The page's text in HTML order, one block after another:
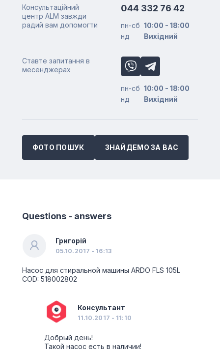
Консультаційний
центр ALM завжди
радий вам допомогти
044 332 76 42
пн-сб 10:00 - 18:00
нд
Вихідний
Ставте запитання в
месенджерах
пн-сб 10:00 - 18:00
нд
Вихідний
ФОТО ПОШУК ЗНАЙДЕМО ЗА ВАС
Questions - answers
Григорій
05.10.2017 - 16:13
Насос для стиральной машины ARDO FLS 105L
COD: 518002802
Консультант
11.10.2017 - 11:10
Добрый день!
Такой насос есть в наличии!